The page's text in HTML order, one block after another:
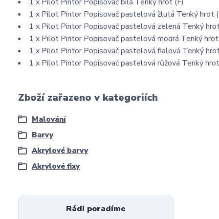
1 x Pilot Pintor Popisovač pastelová žlutá Tenký hrot
1 x Pilot Pintor Popisovač pastelová zelená Tenký
1 x Pilot Pintor Popisovač pastelová modrá Tenký hrot
1 x Pilot Pintor Popisovač pastelová fialová Tenký
1 x Pilot Pintor Popisovač pastelová růžová Tenký
Zboží zařazeno v kategoriích
Malování
Barvy
Akrylové barvy
Akrylové fixy
Rádi poradíme